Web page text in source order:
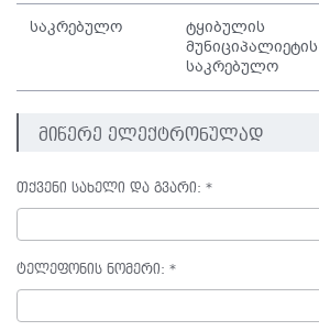
საკრებულო
ტყიბულის
მუნიციპალიეტის
საკრებულო
მიწერე ელექტრონულად
თქვენი სახელი და გვარი: *
ტელეფონის ნომერი: *